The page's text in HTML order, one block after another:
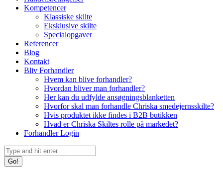
Kompetencer
Klassiske skilte
Eksklusive skilte
Specialopgaver
Referencer
Blog
Kontakt
Bliv Forhandler
Hvem kan blive forhandler?
Hvordan bliver man forhandler?
Her kan du udfylde ansøgningsblanketten
Hvorfor skal man forhandle Chriska smedejernsskilte?
Hvis produktet ikke findes i B2B butikken
Hvad er Chriska Skiltes rolle på markedet?
Forhandler Login
Search: